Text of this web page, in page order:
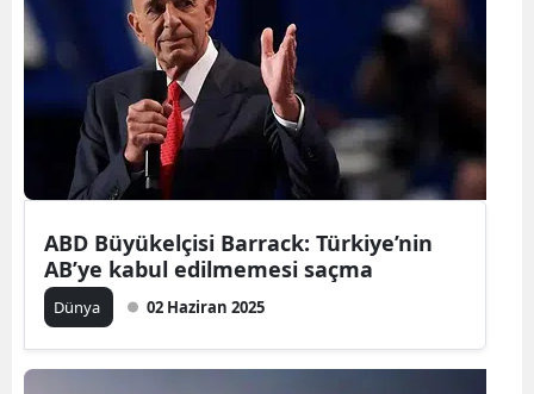
ABD Büyükelçisi Barrack: Türkiye’nin
AB’ye kabul edilmemesi saçma
Dünya 02 Haziran 2025